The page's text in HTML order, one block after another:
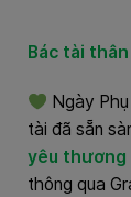
Bác tài
Ngày
tài đã sẵn
yêu thương
thông qua